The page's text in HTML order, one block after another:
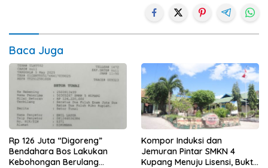
Baca Juga
Rp 126 Juta “Digoreng”
Bendahara Bos Lakukan
Kebohongan Berulang
Kompor Induksi dan
Jemuran Pintar SMKN 4
Kupang Menuju Lisensi, Bukti